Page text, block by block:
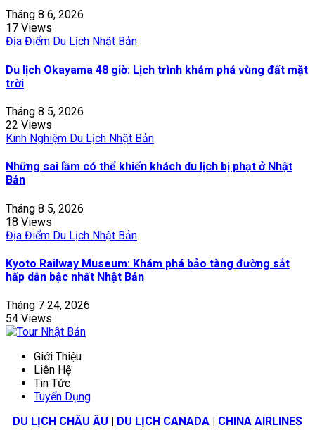
Tháng 8 6, 2026
17 Views
Địa Điểm Du Lịch Nhật Bản
Du lịch Okayama 48 giờ: Lịch trình khám phá vùng đất mặt
trời
Tháng 8 5, 2026
22 Views
Kinh Nghiệm Du Lịch Nhật Bản
Những sai lầm có thể khiến khách du lịch bị phạt ở Nhật
Bản
Tháng 8 5, 2026
18 Views
Địa Điểm Du Lịch Nhật Bản
Kyoto Railway Museum: Khám phá bảo tàng đường sắt
hấp dẫn bậc nhất Nhật Bản
Tháng 7 24, 2026
54 Views
Giới Thiệu
Liên Hệ
Tin Tức
Tuyển Dụng
DU LỊCH CHÂU ÂU | DU LỊCH CANADA | CHINA AIRLINES